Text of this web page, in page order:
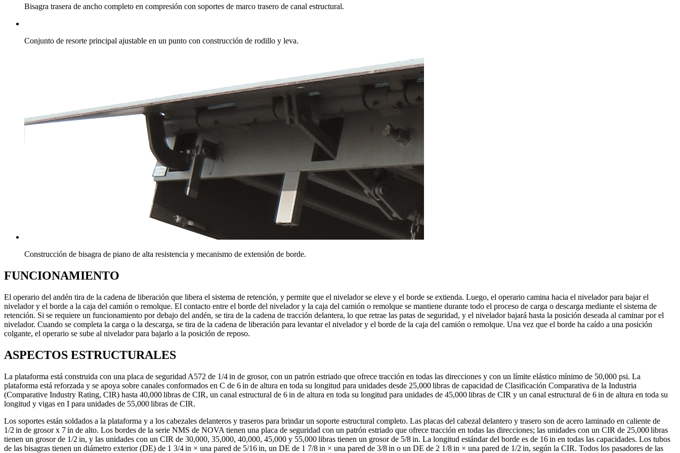
Bisagra trasera de ancho completo en compresión con soportes de marco trasero de canal estructural.
Conjunto de resorte principal ajustable en un punto con construcción de rodillo y leva.
Construcción de bisagra de piano de alta resistencia y mecanismo de extensión de borde.
FUNCIONAMIENTO
El operario del andén tira de la cadena de liberación que libera el sistema de retención, y permite que el nivelador se eleve y el borde se extienda. Luego, el operario camina hacia el nivelador para bajar el
nivelador y el borde a la caja del camión o remolque. El contacto entre el borde del nivelador y la caja del camión o remolque se mantiene durante todo el proceso de carga o descarga mediante el sistema de
retención. Si se requiere un funcionamiento por debajo del andén, se tira de la cadena de tracción delantera, lo que retrae las patas de seguridad, y el nivelador bajará hasta la posición deseada al caminar por el
nivelador. Cuando se completa la carga o la descarga, se tira de la cadena de liberación para levantar el nivelador y el borde de la caja del camión o remolque. Una vez que el borde ha caído a una posición
colgante, el operario se sube al nivelador para bajarlo a la posición de reposo.
ASPECTOS ESTRUCTURALES
La plataforma está construida con una placa de seguridad A572 de 1/4 in de grosor, con un patrón estriado que ofrece tracción en todas las direcciones y con un límite elástico mínimo de 50,000 psi. La
plataforma está reforzada y se apoya sobre canales conformados en C de 6 in de altura en toda su longitud para unidades desde 25,000 libras de capacidad de Clasificación Comparativa de la Industria
(Comparative Industry Rating, CIR) hasta 40,000 libras de CIR, un canal estructural de 6 in de altura en toda su longitud para unidades de 45,000 libras de CIR y un canal estructural de 6 in de altura en toda su
longitud y vigas en I para unidades de 55,000 libras de CIR.
Los soportes están soldados a la plataforma y a los cabezales delanteros y traseros para brindar un soporte estructural completo. Las placas del cabezal delantero y trasero son de acero laminado en caliente de
1/2 in de grosor x 7 in de alto. Los bordes de la serie NMS de NOVA tienen una placa de seguridad con un patrón estriado que ofrece tracción en todas las direcciones; las unidades con un CIR de 25,000 libras
tienen un grosor de 1/2 in, y las unidades con un CIR de 30,000, 35,000, 40,000, 45,000 y 55,000 libras tienen un grosor de 5/8 in. La longitud estándar del borde es de 16 in en todas las capacidades. Los tubos
de las bisagras tienen un diámetro exterior (DE) de 1 3/4 in × una pared de 5/16 in, un DE de 1 7/8 in × una pared de 3/8 in o un DE de 2 1/8 in × una pared de 1/2 in, según la CIR. Todos los pasadores de las